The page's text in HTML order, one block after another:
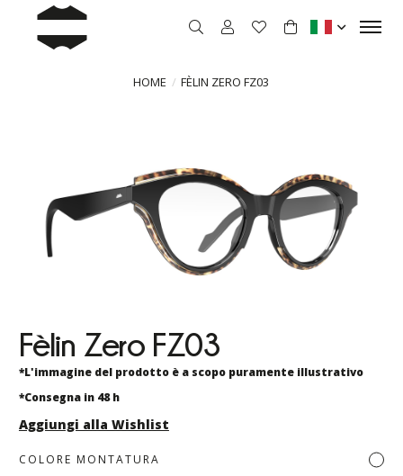
HOME FÈLIN ZERO FZ03
Fèlin Zero FZ03
*L'immagine del prodotto è a scopo puramente illustrativo
*Consegna in 48 h
Aggiungi alla Wishlist
COLORE MONTATURA